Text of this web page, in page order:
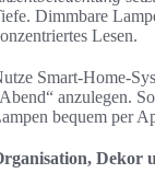
Dimmbare
Lesen.
Smart-Home-
anzulegen.
bequem per
Dekor